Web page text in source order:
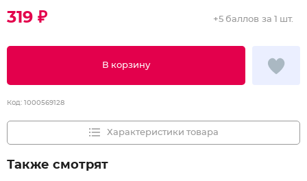
319 ₽
В корзину
+5 баллов за 1 шт.
Код: 1000569128
Характеристики товара
Также смотрят